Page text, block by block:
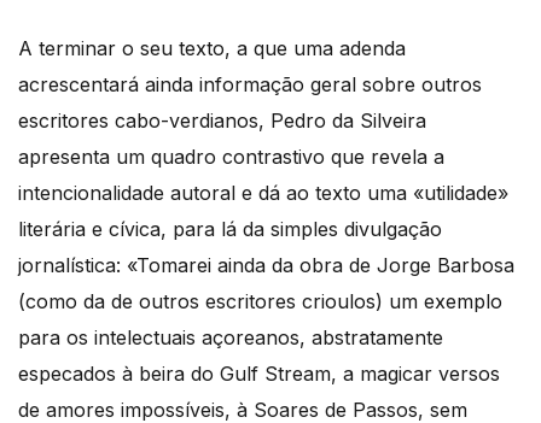
A terminar o seu texto, a que uma adenda
acrescentará ainda informação geral sobre outros
escritores cabo-verdianos, Pedro da Silveira
apresenta um quadro contrastivo que revela a
intencionalidade autoral e dá ao texto uma «utilidade»
literária e cívica, para lá da simples divulgação
jornalística: «Tomarei ainda da obra de Jorge Barbosa
(como da de outros escritores crioulos) um exemplo
para os intelectuais açoreanos, abstratamente
especados à beira do Gulf Stream, a magicar versos
de amores impossíveis, à Soares de Passos, sem